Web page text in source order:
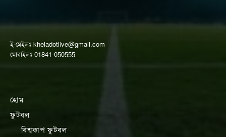
ই-মেইলঃ kheladotlive@gmail.com
মোবাইলঃ 01841-050555
হোম
ফুটবল
বিশ্বকাপ ফুটবল